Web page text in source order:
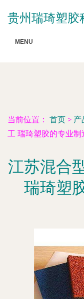
贵州瑞琦塑胶
MENU
当前位置： 首页 > 产
工 瑞琦塑胶的专业制
江苏混合
瑞琦塑